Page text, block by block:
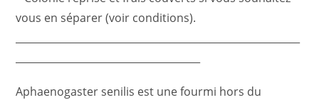
vous en séparer (voir conditions).
Aphaenogaster senilis est une fourmi hors du